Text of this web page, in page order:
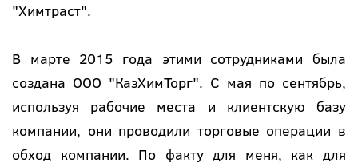
"Химтраст".
В марте 2015 года этими сотрудниками была
создана ООО "КазХимТорг". С мая по сентябрь,
используя рабочие места и клиентскую базу
компании, они проводили торговые операции в
обход компании. По факту для меня, как для